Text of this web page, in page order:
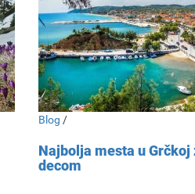
Blog /
Najbolja mesta u Grčkoj
decom